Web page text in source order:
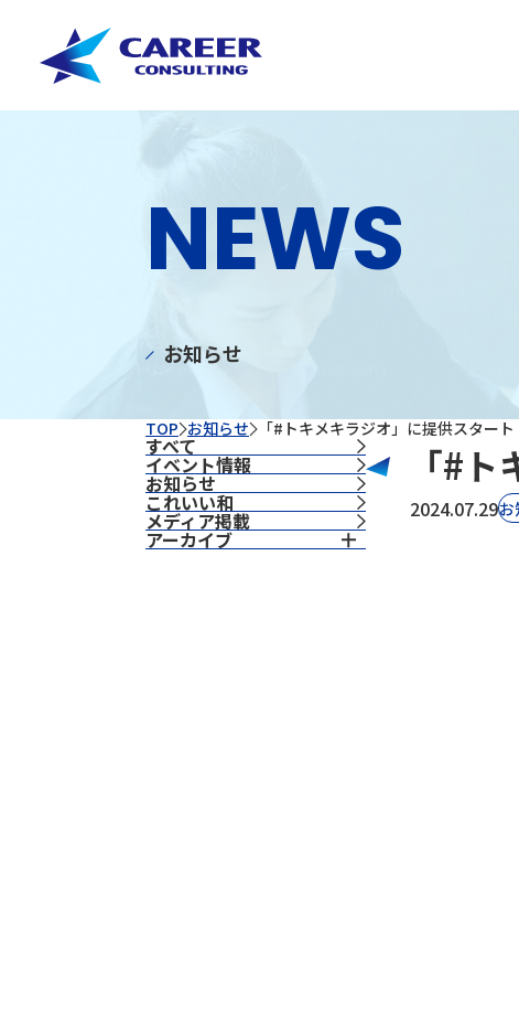
NEWS
お知らせ
TOP お知らせ 「#トキメキラジオ」に提供スタート
すべて
イベント情報
お知らせ
これいい和
⁨⁩メディア掲載
アーカイブ
「#
2024.07.29お